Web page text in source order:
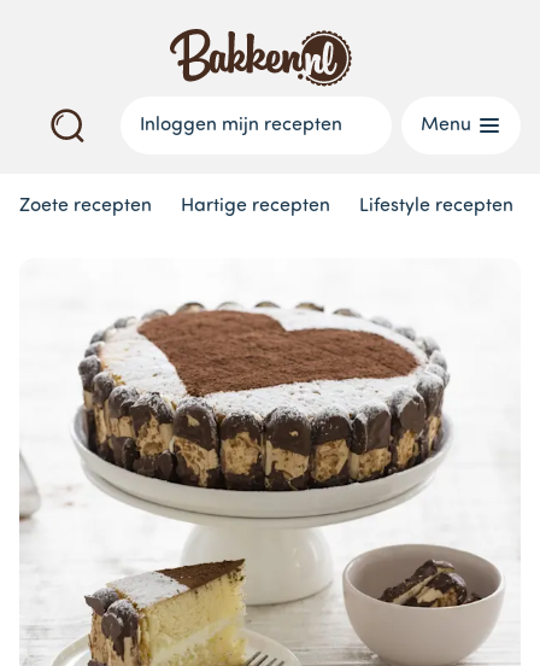
Inloggen mijn recepten Menu
Zoete recepten Hartige recepten Lifestyle recepten